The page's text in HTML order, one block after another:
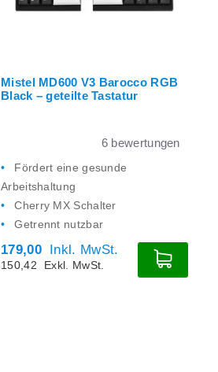
Mistel MD600 V3 Barocco RGB
Black – geteilte Tastatur
6 bewertungen
Fördert eine gesunde
Arbeitshaltung
Cherry MX Schalter
Getrennt nutzbar
179,00 Inkl. MwSt.
150,42 Exkl. MwSt.